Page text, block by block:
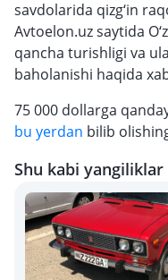
savdolarida qizg‘in
Avtoelon.uz saytida
qancha turishligi va
baholanishi haqida
75 000 dollarga
bu yerdan bilib
Shu kabi yangiliklar